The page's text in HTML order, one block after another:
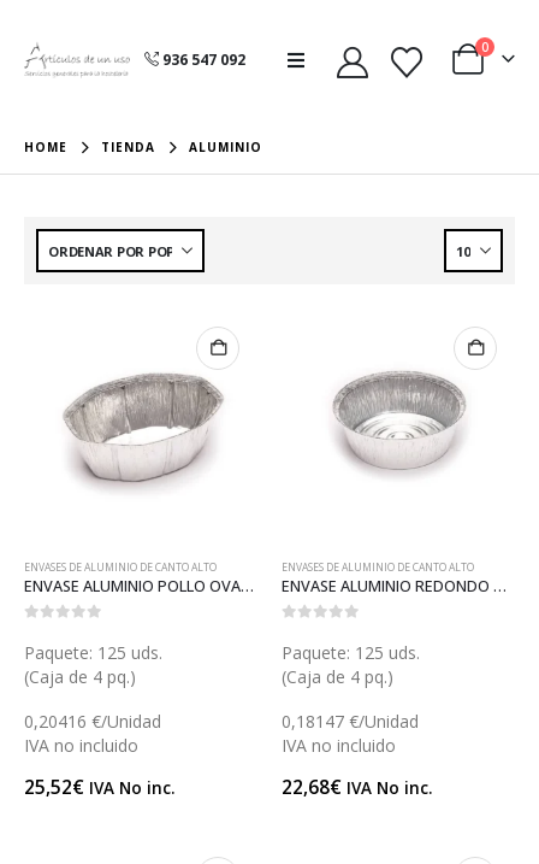
936 547 092
0
HOME TIENDA ALUMINIO
ENVASES DE ALUMINIO DE CANTO ALTO
ENVASE ALUMINIO POLLO OVALADO (A029)
Paquete: 125 uds.
(Caja de 4 pq.)
0,20416 €/Unidad
IVA no incluido
25,52€ IVA No inc.
ENVASES DE ALUMINIO DE CANTO ALTO
ENVASE ALUMINIO REDONDO CANTO ALTO (A030)
Paquete: 125 uds.
(Caja de 4 pq.)
0,18147 €/Unidad
IVA no incluido
22,68€ IVA No inc.